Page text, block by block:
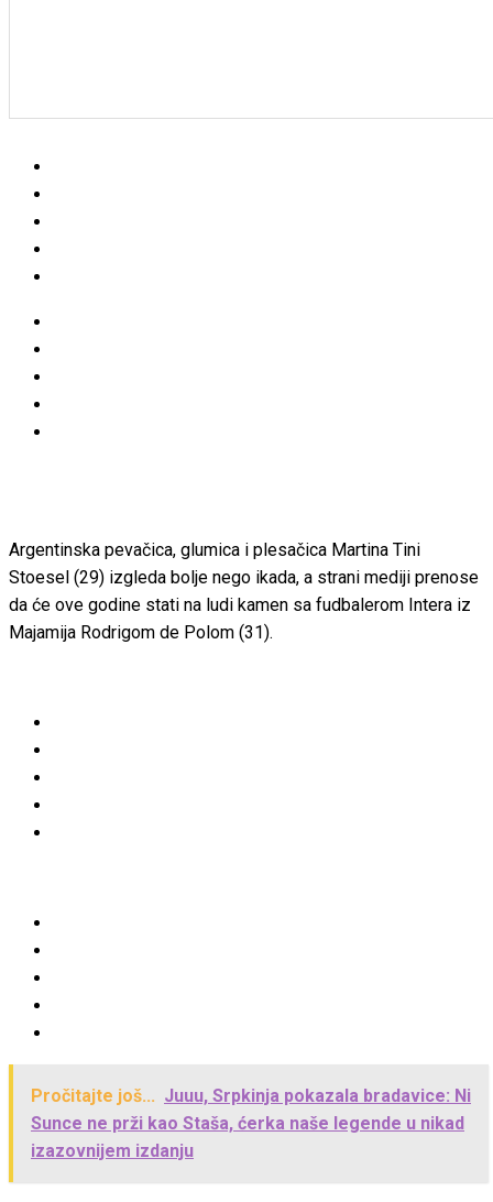
Argentinska pevačica, glumica i plesačica Martina Tini
Stoesel (29) izgleda bolje nego ikada, a strani mediji prenose
da će ove godine stati na ludi kamen sa fudbalerom Intera iz
Majamija Rodrigom de Polom (31).
Pročitajte još... Juuu, Srpkinja pokazala bradavice: Ni
Sunce ne prži kao Staša, ćerka naše legende u nikad
izazovnijem izdanju